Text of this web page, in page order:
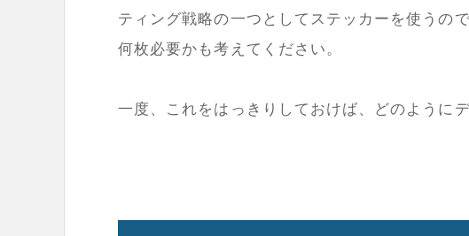
ティング戦略の一つとしてステッカーを使うの
何枚必要かも考えてください。
一度、これをはっきりしておけば、どのように